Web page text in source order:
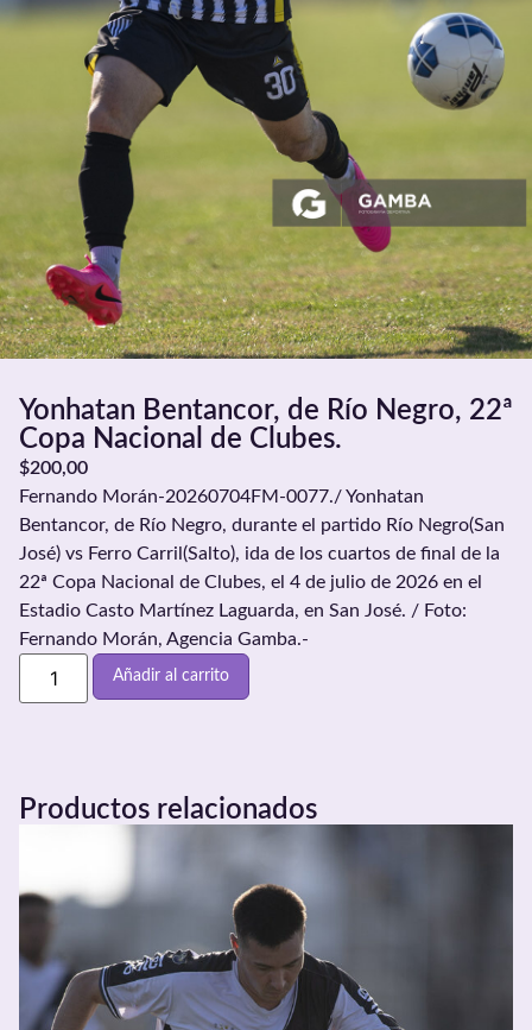
Yonhatan Bentancor, de Río Negro, 22ª
Copa Nacional de Clubes.
$200,00
Fernando Morán-20260704FM-0077./ Yonhatan
Bentancor, de Río Negro, durante el partido Río Negro(San
José) vs Ferro Carril(Salto), ida de los cuartos de final de la
22ª Copa Nacional de Clubes, el 4 de julio de 2026 en el
Estadio Casto Martínez Laguarda, en San José. / Foto:
Fernando Morán, Agencia Gamba.-
Añadir al carrito
Productos relacionados